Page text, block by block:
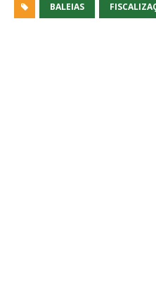
BALEIAS